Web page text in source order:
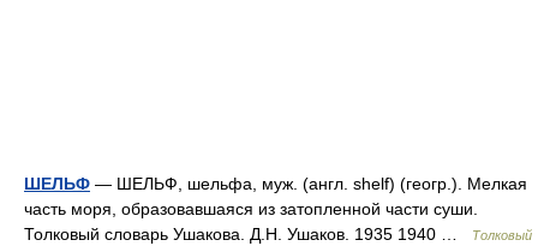
ШЕЛЬФ — ШЕЛЬФ, шельфа, муж. (англ. shelf) (геогр.). Мелкая
часть моря, образовавшаяся из затопленной части суши.
Толковый словарь Ушакова. Д.Н. Ушаков. 1935 1940 …
Толковый